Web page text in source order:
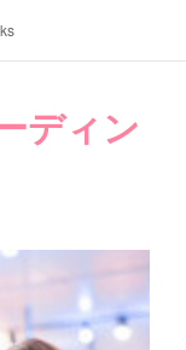
ディン